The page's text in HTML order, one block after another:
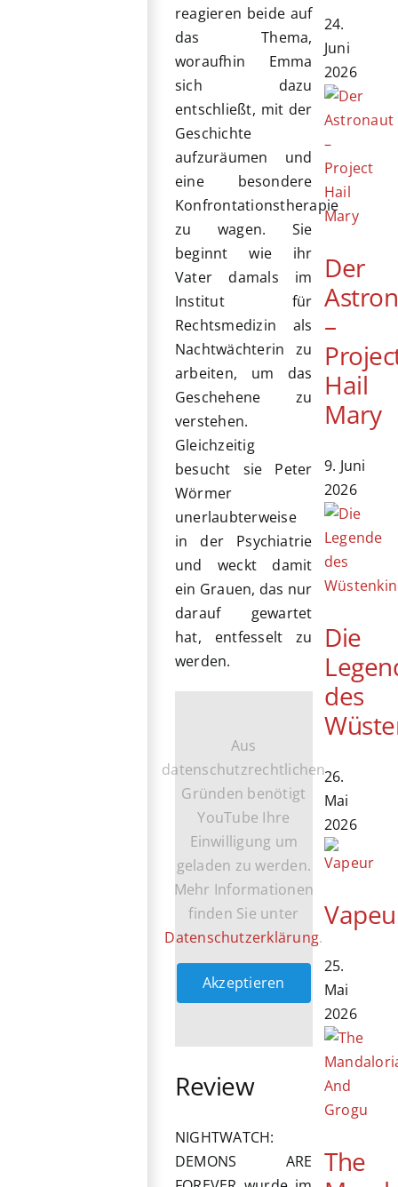
reagieren beide auf
das Thema,
woraufhin Emma
sich dazu
entschließt, mit der
Geschichte
aufzuräumen und
eine besondere
Konfrontationstherapie
zu wagen. Sie
beginnt wie ihr
Vater damals im
Institut für
Rechtsmedizin als
Nachtwächterin zu
arbeiten, um das
Geschehene zu
verstehen.
Gleichzeitig
besucht sie Peter
Wörmer
unerlaubterweise
in der Psychiatrie
und weckt damit
ein Grauen, das nur
darauf gewartet
hat, entfesselt zu
werden.
Aus
datenschutzrechtlichen
Gründen benötigt
YouTube Ihre
Einwilligung um
geladen zu werden.
Mehr Informationen
finden Sie unter
Datenschutzerklärung.
Akzeptieren
Review
NIGHTWATCH:
DEMONS ARE
24.
Juni
2026
Der
–
Hail
Mary
9. Juni
2026
Die
des
26.
Mai
2026
25.
Mai
2026
The